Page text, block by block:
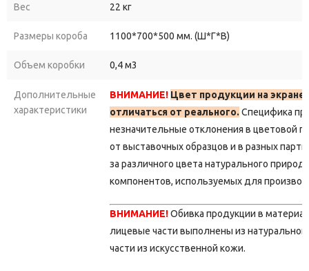
Вес 22 кг
Размеры короба 1100*700*500 мм. (Ш*Г*В)
Объем коробки 0,4 м3
Дополнительные
характеристики
ВНИМАНИЕ! Цвет продукции на
отличаться от реального. Специфика
незначительные отклонения в цветовой
от выставочных образцов и в разных
за различного цвета натурального
компонентов, используемых для
ВНИМАНИЕ!Обивка продукции в
лицевые части выполнены из
части из искусственной кожи.